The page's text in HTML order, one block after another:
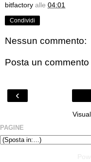
bitfactory alle 04:01
Condividi
Nessun commento:
Posta un commento
‹
PAGINE